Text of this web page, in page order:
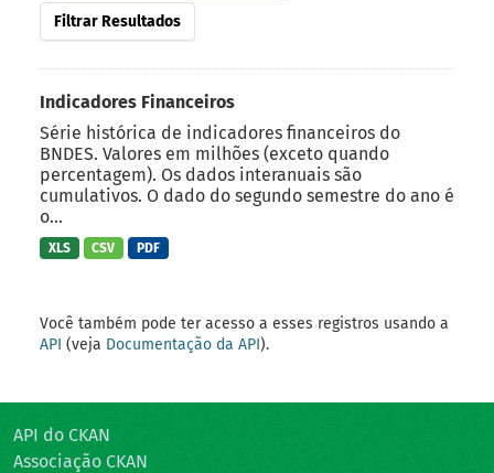
Filtrar Resultados
Indicadores Financeiros
Série histórica de indicadores financeiros do
BNDES. Valores em milhões (exceto quando
percentagem). Os dados interanuais são
cumulativos. O dado do segundo semestre do ano é
o...
XLS CSV PDF
Você também pode ter acesso a esses registros usando a
API (veja Documentação da API).
API do CKAN
Associação CKAN